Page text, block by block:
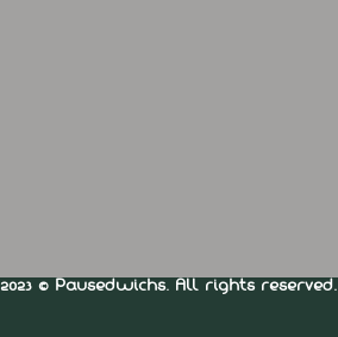
2023 © Pausedwichs. All rights reserved.